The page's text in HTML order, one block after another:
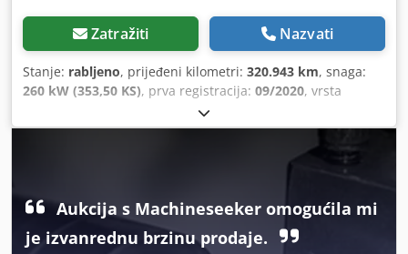
Zatražiti Nazvati
Stanje: rabljeno, prijeđeni kilometri: 320.943 km, snaga:
260 kW (353,50 KS), prva registracija: 09/2020, vrsta
, vrsta prijenosa:
emisijska klasa:Euro 6, boja:bijela, kočnice:retarder,
3.350 mm,
, Godina proizvodnje: 2020
,
klima uređaj, maglenke, servo upravljač,
Aukcija s Machineseeker omogućila mi
je izvanrednu brzinu prodaje.